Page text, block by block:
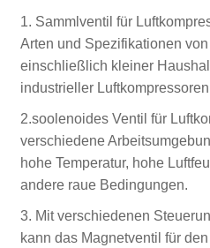
1. Sammlventil für
Arten und Spezifikationen
einschließlich kleiner
industrieller
2.soolenoides Ventil für
verschiedene
hohe Temperatur, hohe
andere raue Bedingungen.
3. Mit verschiedenen
kann das Magnetventil für